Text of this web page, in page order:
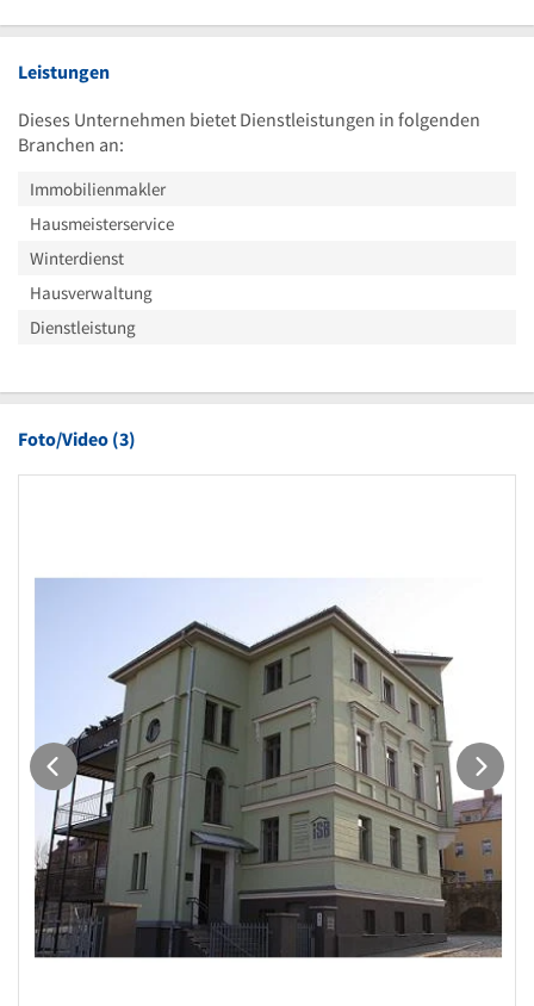
Leistungen
Dieses Unternehmen bietet Dienstleistungen in folgenden
Branchen an:
Immobilienmakler
Hausmeisterservice
Winterdienst
Hausverwaltung
Dienstleistung
Foto/Video (3)